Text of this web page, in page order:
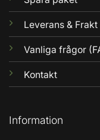
Leverans & Frakt
Vanliga frågor
Kontakt
Information